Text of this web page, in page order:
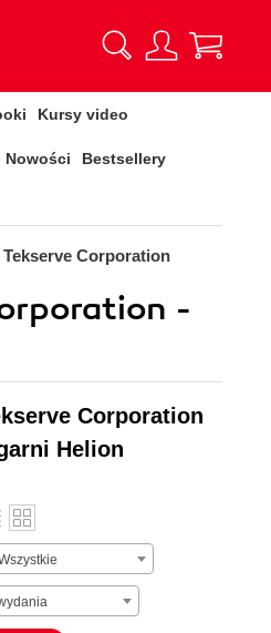
Kursy video
Nowości Bestsellery
Tekserve Corporation
-
Corporation
Helion